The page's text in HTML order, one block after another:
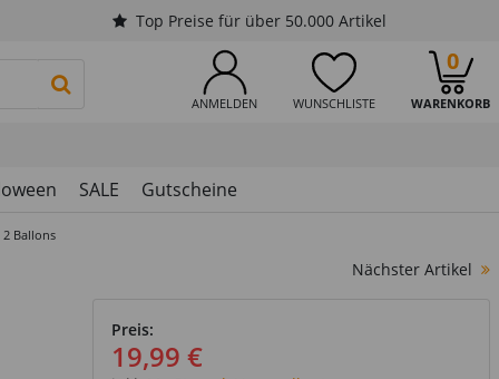
Top Preise für über 50.000 Artikel
ANMELDEN WUNSCHLISTE WARENKORB
0
PRODUKTSUCHE STARTEN
SALE Gutscheine
Ballons
Nächster Artikel
Preis:
19,99 €